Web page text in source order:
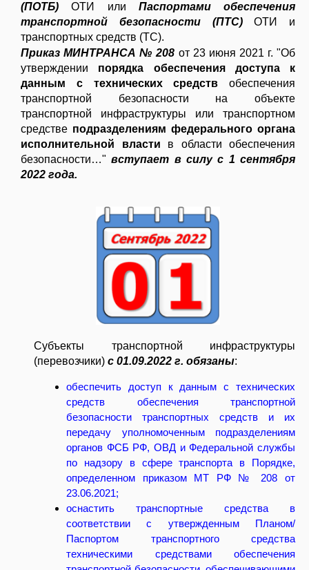
(ПОТБ) ОТИ или Паспортами обеспечения
транспортной безопасности (ПТС)ОТИ и
транспортных средств (ТС).
Приказ МИНТРАНСА № 208 от 23 июня 2021 г. "Об
утверждении порядка обеспечения доступа к
данным с технических средств обеспечения
транспортной безопасности на объекте
транспортной инфраструктуры или транспортном
средстве подразделениям федерального органа
исполнительной власти в области обеспечения
безопасности…"вступает в силу с 1 сентября
2022 года.
Субъекты транспортной инфраструктуры
(перевозчики) с 01.09.2022 г. обязаны:
обеспечить доступ к данным с технических
средств обеспечения транспортной
безопасности транспортных средств и их
передачу уполномоченным подразделениям
органов ФСБ РФ, ОВД и Федеральной службы
по надзору в сфере транспорта в Порядке,
определенном приказом МТ РФ № 208 от
23.06.2021;
оснастить транспортные средства в
соответствии с утвержденным Планом/
Паспортом транспортного средства
техническими средствами обеспечения